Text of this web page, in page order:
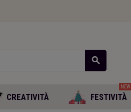
search
CREATIVITÀ FESTIVITÀ
NEW